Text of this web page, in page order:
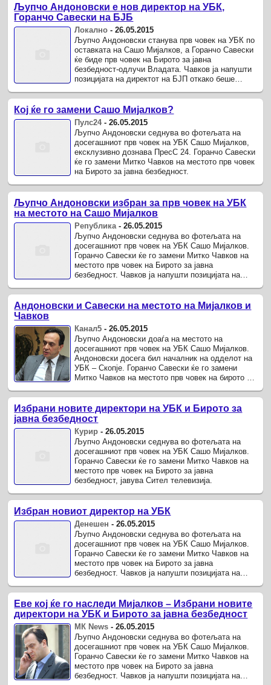
Љупчо Андоновски е нов директор на УБК,
Горанчо Савески на БЈБ
Локално -26.05.2015
Љупчо Андоновски станува прв човек на УБК по
оставката на Сашо Мијалков, а Горанчо Савески
ќе биде прв човек на Бирото за јавна
безбедност-одлучи Владата. Чавков ја напушти
позицијата на директот на БЈП откако беше
Кој ќе го замени Сашо Мијалков?
Пулс24-26.05.2015
Љупчо Андоновски седнува во фотељата на
досегашниот прв човек на УБК Сашо Мијалков,
ексклузивно дознава ПресС 24. Горанчо Савески
ќе го замени Митко Чавков на местото прв човек
на Бирото за јавна безбедност.
Љупчо Андоновски избран за прв човек на УБК
на местото на Сашо Мијалков
Република -26.05.2015
Љупчо Андоновски седнува во фотељата на
досегашниот прв човек на УБК Сашо Мијалков.
Горанчо Савески ќе го замени Митко Чавков на
местото прв човек на Бирото за јавна
безбедност. Чавков ја напушти позицијата на
Андоновски и Савески на местото на Мијалков и
Чавков
Канал5 -26.05.2015
Љупчо Андоновски доаѓа на местото на
досегашниот прв човек на УБК Сашо Мијалков.
Андоновски досега бил началник на одделот на
УБК – Скопје. Горанчо Савески ќе го замени
Митко Чавков на местото прв човек на бирото за
Избрани новите директори на УБК и Бирото за
јавна безбедност
Курир -26.05.2015
Љупчо Андоновски седнува во фотељата на
досегашниот прв човек на УБК Сашо Мијалков.
Горанчо Савески ќе го замени Митко Чавков на
местото прв човек на Бирото за јавна
безбедност, јавува Сител телевизија.
Избран новиот директор на УБК
Денешен -26.05.2015
Љупчо Андоновски седнува во фотељата на
досегашниот прв човек на УБК Сашо Мијалков.
Горанчо Савески ќе го замени Митко Чавков на
местото прв човек на Бирото за јавна
безбедност. Чавков ја напушти позицијата на
Еве кој ќе го наследи Мијалков – Избрани новите
директори на УБК и Бирото за јавна безбедност
МК News -26.05.2015
Љупчо Андоновски седнува во фотељата на
досегашниот прв човек на УБК Сашо Мијалков.
Горанчо Савески ќе го замени Митко Чавков на
местото прв човек на Бирото за јавна
безбедност. Чавков ја напушти позицијата на